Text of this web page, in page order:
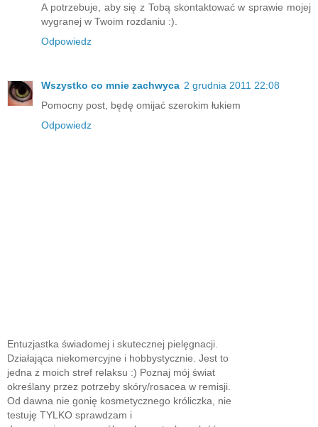
A potrzebuje, aby się z Tobą skontaktować w sprawie mojej
wygranej w Twoim rozdaniu :).
Odpowiedz
Wszystko co mnie zachwyca 2 grudnia 2011 22:08
Pomocny post, będę omijać szerokim łukiem
Odpowiedz
Entuzjastka świadomej i skutecznej pielęgnacji.
Działająca niekomercyjne i hobbystycznie. Jest to
jedna z moich stref relaksu :) Poznaj mój świat
określany przez potrzeby skóry/rosacea w remisji.
Od dawna nie gonię kosmetycznego króliczka, nie
testuję TYLKO sprawdzam i